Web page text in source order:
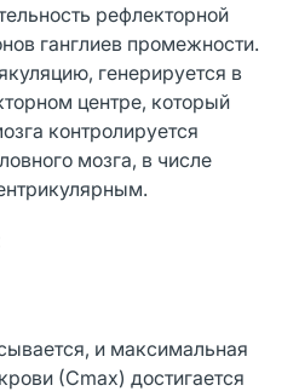
рефлекторной
ганглиев промежности.
генерируется в
центре, который
контролируется
мозга, в числе
и максимальная
(Сmах) достигается